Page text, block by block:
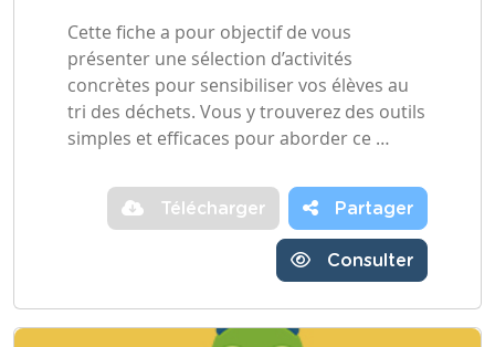
Cette fiche a pour objectif de vous
présenter une sélection d’activités
concrètes pour sensibiliser vos élèves au
tri des déchets. Vous y trouverez des outils
simples et efficaces pour aborder ce …
Télécharger Partager
Consulter